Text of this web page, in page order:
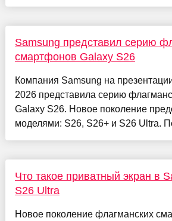
Samsung представил серию
смартфонов Galaxy S26
Компания Samsung на
2026 представила серию
Galaxy S26. Новое поколение
моделями: S26, S26+ и S26 Ultra.
Что такое приватный экран в
S26 Ultra
Новое поколение флагманских